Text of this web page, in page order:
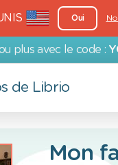
Oui
plus avec le code :
de Librio
Mon